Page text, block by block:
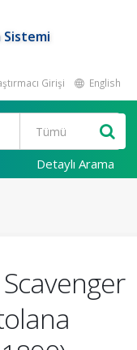
Girişi English
Detaylı Arama